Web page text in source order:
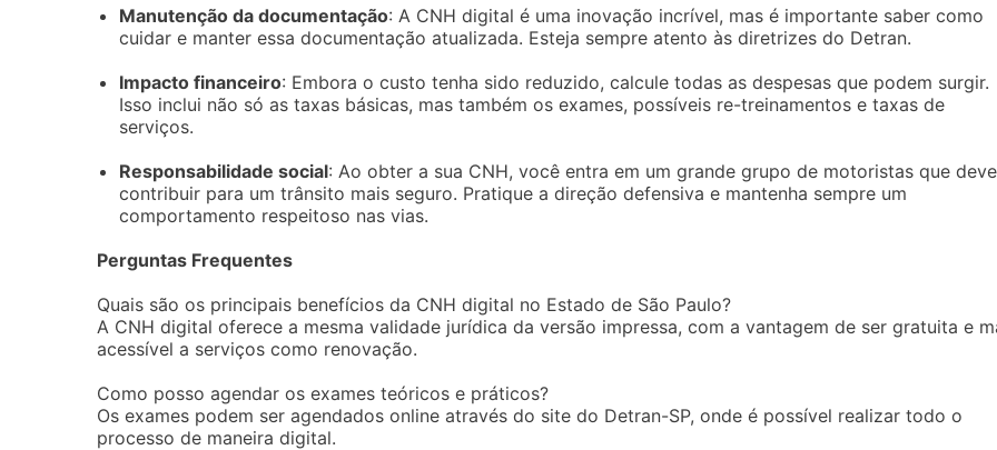
Manutenção da documentação: A CNH digital é uma inovação incrível, mas é importante saber como
cuidar e manter essa documentação atualizada. Esteja sempre atento às diretrizes do Detran.
Impacto financeiro: Embora o custo tenha sido reduzido, calcule todas as despesas que podem surgir.
Isso inclui não só as taxas básicas, mas também os exames, possíveis re-treinamentos e taxas de
serviços.
Responsabilidade social: Ao obter a sua CNH, você entra em um grande grupo de motoristas que
contribuir para um trânsito mais seguro. Pratique a direção defensiva e mantenha sempre um
comportamento respeitoso nas vias.
Perguntas Frequentes
Quais são os principais benefícios da CNH digital no Estado de São Paulo?
A CNH digital oferece a mesma validade jurídica da versão impressa, com a vantagem de ser gratuita e
acessível a serviços como renovação.
Como posso agendar os exames teóricos e práticos?
Os exames podem ser agendados online através do site do Detran-SP, onde é possível realizar todo o
processo de maneira digital.